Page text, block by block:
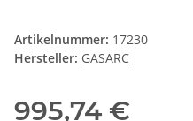
Artikelnummer: 17230
Hersteller: GASARC
995,74 €